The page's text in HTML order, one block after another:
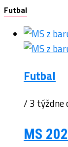
Futbal
Futbal
/ 3 týždne
MS